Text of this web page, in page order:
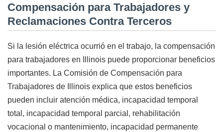
Compensación para Trabajadores y
Reclamaciones Contra Terceros
Si la lesión eléctrica ocurrió en el trabajo, la compensación
para trabajadores en Illinois puede proporcionar beneficios
importantes. La Comisión de Compensación para
Trabajadores de Illinois explica que estos beneficios
pueden incluir atención médica, incapacidad temporal
total, incapacidad temporal parcial, rehabilitación
vocacional o mantenimiento, incapacidad permanente